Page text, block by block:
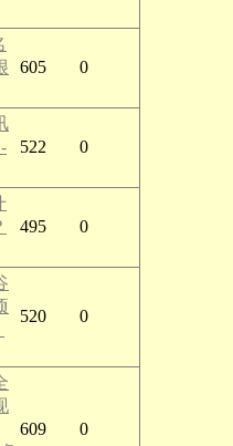
605 0
522 0
495 0
520 0
609 0